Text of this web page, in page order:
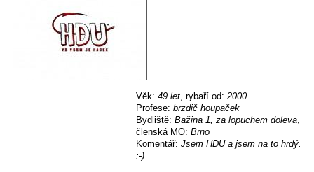
Věk: 49 let, rybaří od: 2000
Profese: brzdič houpaček
Bydliště: Bažina 1, za lopuchem doleva,
členská MO: Brno
Komentář: Jsem HDU a jsem na to hrdý.
:-)